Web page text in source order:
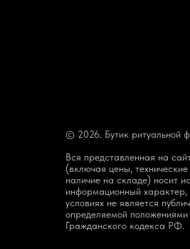
© 2026. Бутик ритуальной
Вся представленная на
(включая цены,
наличие на складе) носит
информационный характер,
условиях не является
определяемой положениями
Гражданского кодекса РФ.